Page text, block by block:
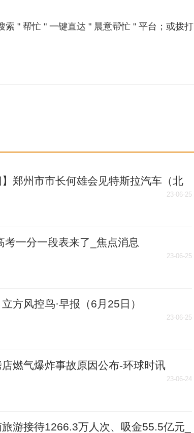
" 帮忙 " 一键直达 " 晨意帮忙 " 平台；或拨打
】郑州市市长何雄会见特斯拉汽车（北
人
23-06-25
考一分一段表来了_焦点消息
23-06-25
立方风控鸟·早报（6月25日）
23-06-25
燃气爆炸事故原因公布-环球时讯
23-06-24
游接待1266.3万人次、吸金55.5亿元_